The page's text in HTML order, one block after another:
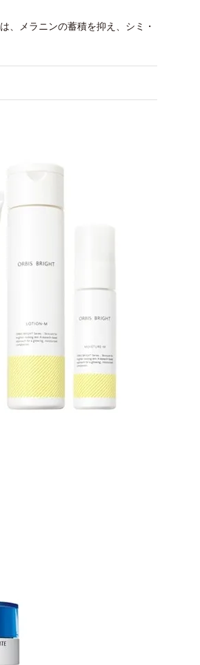
、メラニンの蓄積を抑え、シミ・